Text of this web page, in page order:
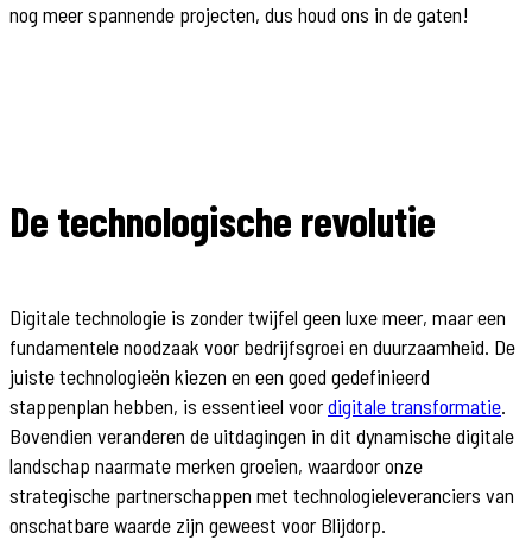
nog meer spannende projecten, dus houd ons in de gaten!
De technologische revolutie
Digitale technologie is zonder twijfel geen luxe meer, maar een
fundamentele noodzaak voor bedrijfsgroei en duurzaamheid. De
juiste technologieën kiezen en een goed gedefinieerd
stappenplan hebben, is essentieel voordigitale transformatie.
Bovendien veranderen de uitdagingen in dit dynamische digitale
landschap naarmate merken groeien, waardoor onze
strategische partnerschappen met technologieleveranciers van
onschatbare waarde zijn geweest voor Blijdorp.